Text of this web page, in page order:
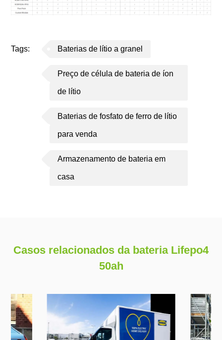
Tags: Baterias de lítio a granel
Preço de célula de bateria de íon
de lítio
Baterias de fosfato de ferro de lítio
para venda
Armazenamento de bateria em
casa
Casos relacionados da bateria Lifepo4
50ah